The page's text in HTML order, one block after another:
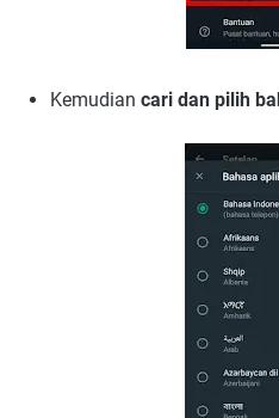
Kemudian cari dan pilih